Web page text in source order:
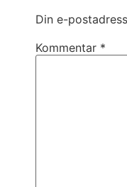
Din e-
Kommentar *